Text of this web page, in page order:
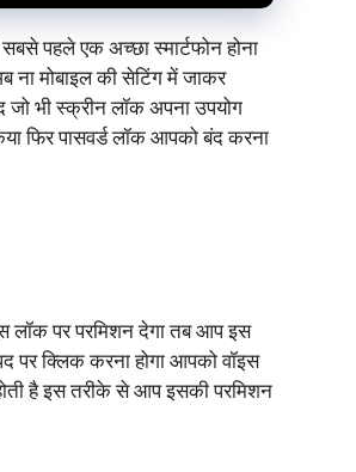
पहले एक अच्छा स्मार्टफोन होना
मोबाइल की सेटिंग में जाकर
भी स्क्रीन लॉक अपना उपयोग
फिर पासवर्ड लॉक आपको बंद करना
लॉक पर परमिशन देगा तब आप इस
क्लिक करना होगा आपको वॉइस
है इस तरीके से आप इसकी परमिशन